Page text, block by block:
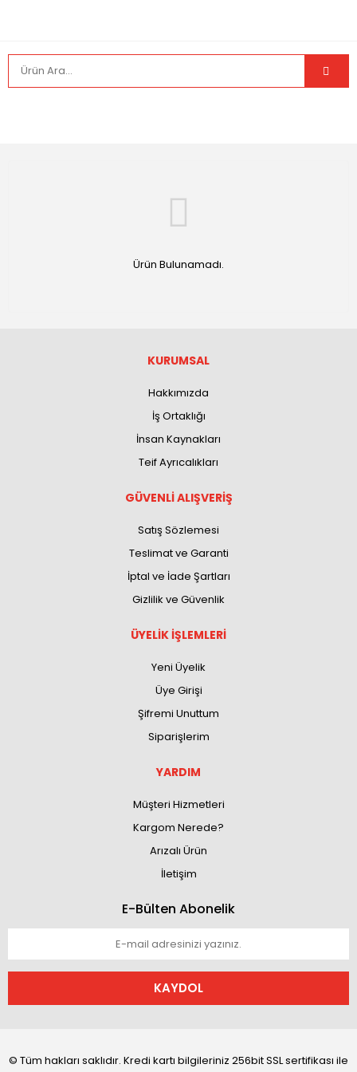
Ürün Bulunamadı.
KURUMSAL
Hakkımızda
İş Ortaklığı
İnsan Kaynakları
Teif Ayrıcalıkları
GÜVENLİ ALIŞVERİŞ
Satış Sözlemesi
Teslimat ve Garanti
İptal ve İade Şartları
Gizlilik ve Güvenlik
ÜYELİK İŞLEMLERİ
Yeni Üyelik
Üye Girişi
Şifremi Unuttum
Siparişlerim
YARDIM
Müşteri Hizmetleri
Kargom Nerede?
Arızalı Ürün
İletişim
E-Bülten Abonelik
KAYDOL
© Tüm hakları saklıdır. Kredi kartı bilgileriniz 256bit SSL sertifikası ile